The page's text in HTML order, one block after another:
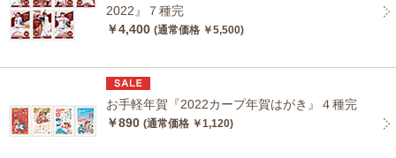
2022』７種完
￥4,400 (通常価格 ￥5,500)
お手軽年賀『2022カープ年賀はがき』４種完
￥890 (通常価格 ￥1,120)